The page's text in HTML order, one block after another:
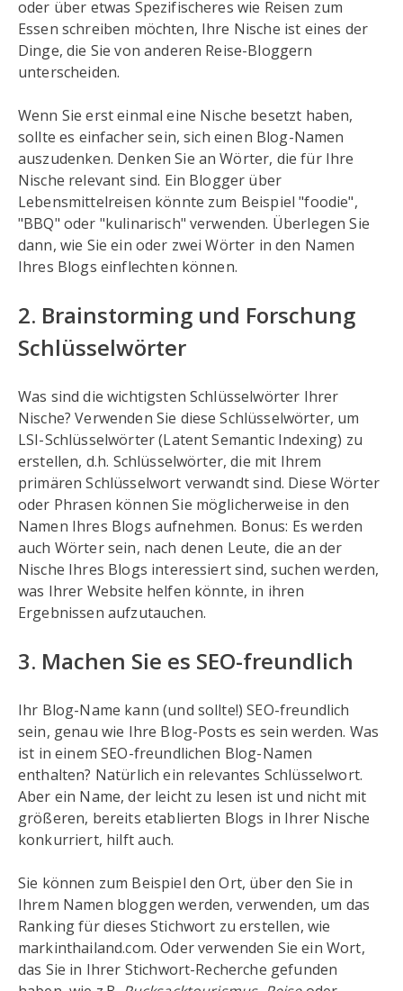
oder über etwas Spezifischeres wie Reisen zum
Essen schreiben möchten, Ihre Nische ist eines der
Dinge, die Sie von anderen Reise-Bloggern
unterscheiden.
Wenn Sie erst einmal eine Nische besetzt haben,
sollte es einfacher sein, sich einen Blog-Namen
auszudenken. Denken Sie an Wörter, die für Ihre
Nische relevant sind. Ein Blogger über
Lebensmittelreisen könnte zum Beispiel "foodie",
"BBQ" oder "kulinarisch" verwenden. Überlegen Sie
dann, wie Sie ein oder zwei Wörter in den Namen
Ihres Blogs einflechten können.
2. Brainstorming und Forschung
Schlüsselwörter
Was sind die wichtigsten Schlüsselwörter Ihrer
Nische? Verwenden Sie diese Schlüsselwörter, um
LSI-Schlüsselwörter (Latent Semantic Indexing) zu
erstellen, d.h. Schlüsselwörter, die mit Ihrem
primären Schlüsselwort verwandt sind. Diese Wörter
oder Phrasen können Sie möglicherweise in den
Namen Ihres Blogs aufnehmen. Bonus: Es werden
auch Wörter sein, nach denen Leute, die an der
Nische Ihres Blogs interessiert sind, suchen werden,
was Ihrer Website helfen könnte, in ihren
Ergebnissen aufzutauchen.
3. Machen Sie es SEO-freundlich
Ihr Blog-Name kann (und sollte!) SEO-freundlich
sein, genau wie Ihre Blog-Posts es sein werden. Was
ist in einem SEO-freundlichen Blog-Namen
enthalten? Natürlich ein relevantes Schlüsselwort.
Aber ein Name, der leicht zu lesen ist und nicht mit
größeren, bereits etablierten Blogs in Ihrer Nische
konkurriert, hilft auch.
Sie können zum Beispiel den Ort, über den Sie in
Ihrem Namen bloggen werden, verwenden, um das
Ranking für dieses Stichwort zu erstellen, wie
markinthailand.com. Oder verwenden Sie ein Wort,
das Sie in Ihrer Stichwort-Recherche gefunden